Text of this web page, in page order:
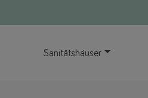
Sanitätshäuser